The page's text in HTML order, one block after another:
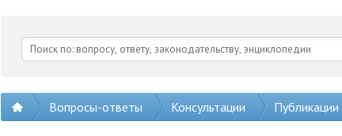
Вопросы-ответы Консультации Публикации